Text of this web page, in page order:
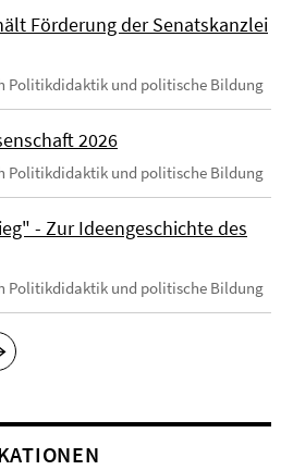
Förderung der Senatskanzlei
Politikdidaktik und politische Bildung
2026
Politikdidaktik und politische Bildung
- Zur Ideengeschichte des
Politikdidaktik und politische Bildung